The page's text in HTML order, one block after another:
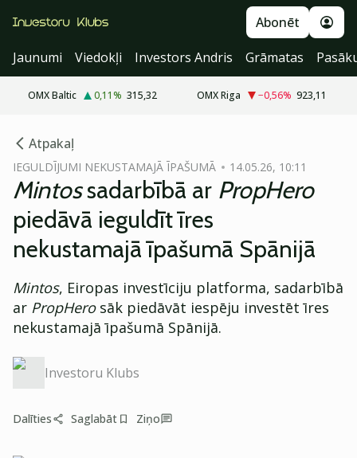
Abonēt
Jaunumi
Viedokļi Investors Andris Grāmatas
OMX Baltic 0,11% 315,32 OMX Riga −0,56% 923,11
Atpakaļ
IEGULDĪJUMI NEKUSTAMAJĀ ĪPAŠUMĀ 14.05.26, 10:11
Mintossadarbībā ar PropHero
piedāvā ieguldīt īres
nekustamajā īpašumā Spānijā
Mintos, Eiropas investīciju platforma, sadarbībā
ar PropHerosāk piedāvāt iespēju investēt īres
nekustamajā īpašumā Spānijā.
Investoru Klubs
Dalīties Saglabāt Ziņo